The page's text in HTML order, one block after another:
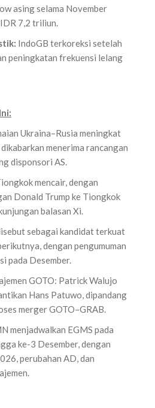
asing selama November
7,2 triliun.
IndoGB terkoreksi setelah
peningkatan frekuensi lelang
Ukraina–Rusia meningkat
menerima rancangan
disponsori AS.
mencair, dengan
Donald Trump ke Tiongkok
balasan Xi.
sebagai kandidat terkuat
dengan pengumuman
pada Desember.
GOTO: Patrick Walujo
Hans Patuwo, dipandang
merger GOTO–GRAB.
menjadwalkan EGMS pada
ke-3 Desember, dengan
perubahan AD, dan